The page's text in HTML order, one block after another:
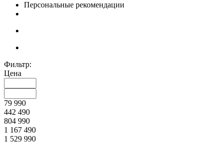
Персональные рекомендации
Фильтр:
Цена
79 990
442 490
804 990
1 167 490
1 529 990